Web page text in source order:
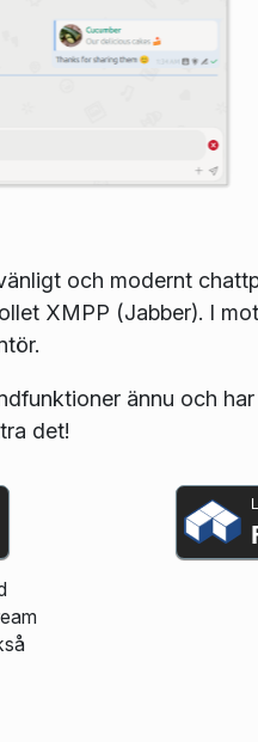
och modernt
XMPP (Jabber). I
ännu och
det!